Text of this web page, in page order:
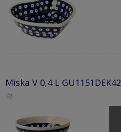
Miska V 0,4 L GU1151DEK42